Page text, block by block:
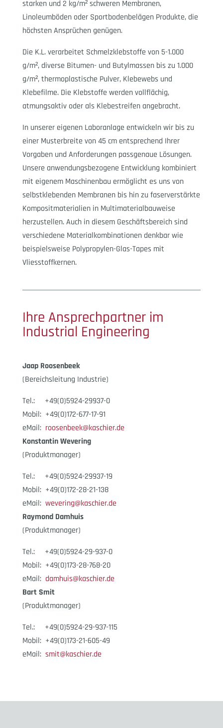
starken und 2 kg/m² schweren Membranen,
Linoleumböden oder Sportbodenbelägen Produkte, die
höchsten Ansprüchen genügen.
Die K.L. verarbeitet Schmelzklebstoffe von 5-1.000
g/m², diverse Bitumen- und Butylmassen bis zu 1.000
g/m², thermoplastische Pulver, Klebewebs und
Klebefilme. Die Klebstoffe werden vollflächig,
atmungsaktiv oder als Klebestreifen angebracht.
In unserer eigenen Laboranlage entwickeln wir bis zu
einer Musterbreite von 45 cm entsprechend Ihrer
Vorgaben und Anforderungen passgenaue Lösungen.
Unsere anwendungsbezogene Entwicklung kombiniert
mit eigenem Maschinenbau ermöglicht es uns von
selbstklebenden Membranen bis hin zu faserverstärkte
Kompositmaterialien in Multimaterialbauweise
herzustellen. Auch in diesem Geschäftsbereich sind
verschiedene Materialkombinationen denkbar wie
beispielsweise Polypropylen-Glas-Tapes mit
Vliesstoffkernen.
Ihre Ansprechpartner im
Industrial Engineering
Jaap Roosenbeek
(Bereichsleitung Industrie)
Tel.: +49(0)5924-29937-0
Mobil: +49(0)172-677-17-91
eMail: roosenbeek@kaschier.de
Konstantin Wevering
(Produktmanager)
Tel.: +49(0)5924-29937-19
Mobil: +49(0)172-28-21-138
eMail: wevering@kaschier.de
Raymond Damhuis
(Produktmanager)
Tel.: +49(0)5924-29-937-0
Mobil: +49(0)173-28-768-20
eMail: damhuis@kaschier.de
Bart Smit
(Produktmanager)
Tel.: +49(0)5924-29-937-115
Mobil: +49(0)173-21-605-49
eMail: smit@kaschier.de